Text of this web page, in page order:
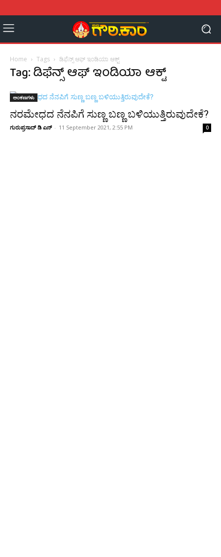
Home Tags ಡಿಫೆನ್ಸ್ ಆಫ್ ಇಂಡಿಯಾ ಆಕ್ಟ್
Tag: ಡಿಫೆನ್ಸ್ ಆಫ್ ಇಂಡಿಯಾ ಆಕ್ಟ್
ಅಂಕಣಗಳು
ನರಮೇಧದ ನೆನಪಿಗೆ ಸುಣ್ಣ ಬಣ್ಣ ಬಳಿಯುತ್ತಿರುವುದೇಕೆ?
ಗುರುಪ್ರಸಾದ್ ಡಿ ಎನ್ - 11 September 2021, 2:55 PM 0